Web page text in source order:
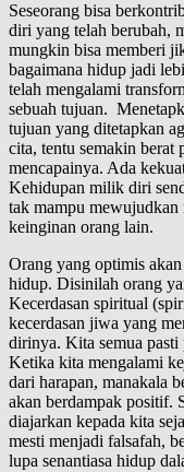
Seseorang bisa
diri yang telah berubah,
mungkin bisa memberi
bagaimana hidup jadi
telah mengalami
sebuah tujuan.
tujuan yang ditetapkan
cita, tentu semakin berat
mencapainya. Ada
Kehidupan milik diri
tak mampu mewujudkan
keinginan orang lain.
Orang yang optimis
hidup. Disinilah orang
Kecerdasan spiritual
kecerdasan jiwa yang
dirinya. Kita semua
Ketika kita mengalami
dari harapan, manakala
akan berdampak positif.
diajarkan kepada kita
mesti menjadi falsafah,
lupa senantiasa hidup